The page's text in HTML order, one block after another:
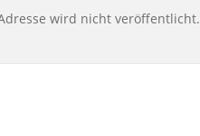
wird nicht veröffentlicht.